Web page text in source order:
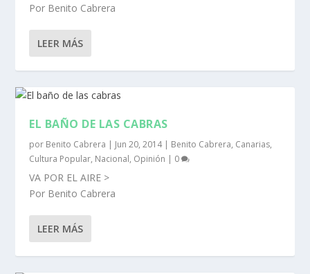
Por Benito Cabrera
LEER MÁS
EL BAÑO DE LAS CABRAS
por Benito Cabrera | Jun 20, 2014| Benito Cabrera, Canarias,
Cultura Popular, Nacional, Opinión | 0
VA POR EL AIRE >
Por Benito Cabrera
LEER MÁS